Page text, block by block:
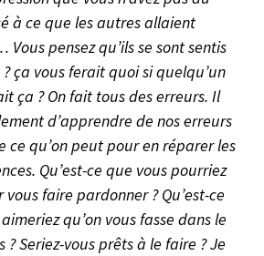
à ce que les autres allaient
Vous pensez qu’ils se sont sentis
ça vous ferait quoi si quelqu’un
ça ? On fait tous des erreurs. Il
d’apprendre de nos erreurs
ce qu’on peut pour en réparer les
Qu’est-ce que vous pourriez
faire pardonner ? Qu’est-ce
qu’on vous fasse dans le
? Seriez-vous prêts à le faire ? Je